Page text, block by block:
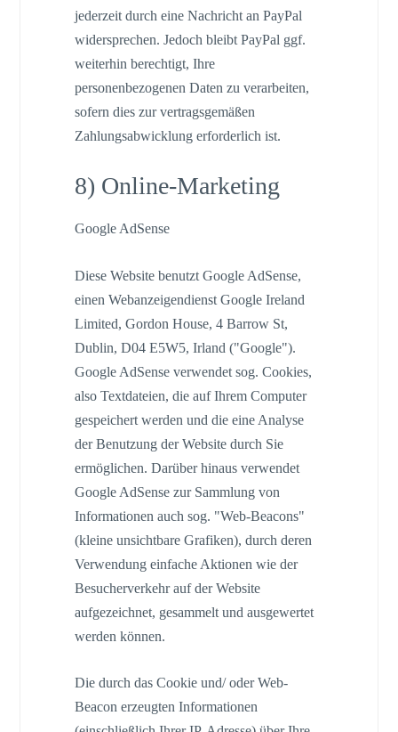
jederzeit durch eine Nachricht an PayPal
widersprechen. Jedoch bleibt PayPal ggf.
weiterhin berechtigt, Ihre
personenbezogenen Daten zu verarbeiten,
sofern dies zur vertragsgemäßen
Zahlungsabwicklung erforderlich ist.
8) Online-Marketing
Google AdSense
Diese Website benutzt Google AdSense,
einen Webanzeigendienst Google Ireland
Limited, Gordon House, 4 Barrow St,
Dublin, D04 E5W5, Irland ("Google").
Google AdSense verwendet sog. Cookies,
also Textdateien, die auf Ihrem Computer
gespeichert werden und die eine Analyse
der Benutzung der Website durch Sie
ermöglichen. Darüber hinaus verwendet
Google AdSense zur Sammlung von
Informationen auch sog. "Web-Beacons"
(kleine unsichtbare Grafiken), durch deren
Verwendung einfache Aktionen wie der
Besucherverkehr auf der Website
aufgezeichnet, gesammelt und ausgewertet
werden können.
Die durch das Cookie und/ oder Web-
Beacon erzeugten Informationen